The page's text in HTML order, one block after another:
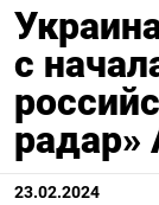
с
радар»
23.02.2024